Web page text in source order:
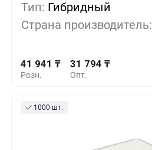
Тип: Гибридный
Страна производитель:
Розн.
41 941 ₸
Опт.
31 794 ₸
5+ -8%
10+ -16%
1000 шт.